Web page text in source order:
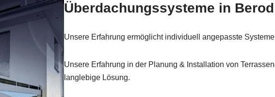
Überdachungssysteme in
Unsere Erfahrung ermöglicht individuell angepasste
Unsere Erfahrung in der Planung & Installation von
langlebige Lösung.